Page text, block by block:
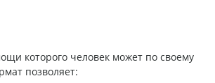
которого человек может по своему
позволяет: